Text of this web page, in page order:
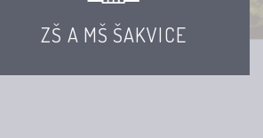
ZŠ A MŠ ŠAKVICE